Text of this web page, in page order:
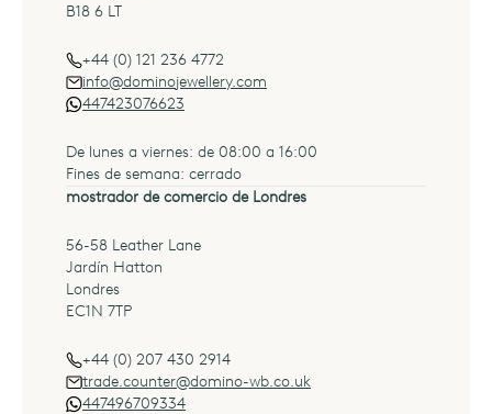
italiano
B18 6 LT
+44 (0) 121 236 4772
info@dominojewellery.com
447423076623
De lunes a viernes: de 08:00 a 16:00
Fines de semana: cerrado
mostrador de comercio de Londres
56-58 Leather Lane
Jardín Hatton
Londres
EC1N 7TP
+44 (0) 207 430 2914
trade.counter@domino-wb.co.uk
447496709334